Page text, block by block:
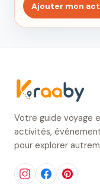
Ajouter mon
Votre guide voyage
activités,
pour explorer